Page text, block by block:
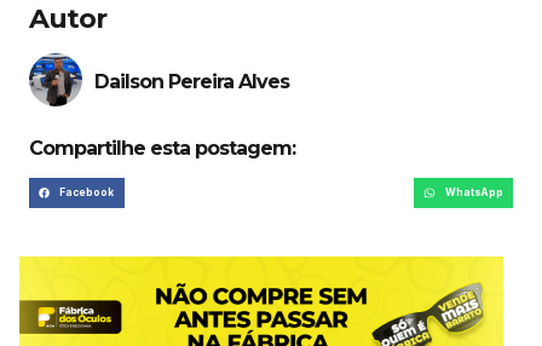
Autor
Dailson Pereira Alves
Compartilhe esta postagem:
Facebook WhatsApp